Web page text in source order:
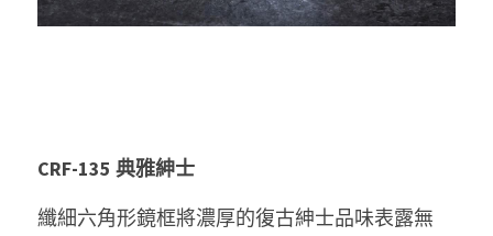
CRF-135 典雅紳士
纖細六角形鏡框將濃厚的復古紳士品味表露無